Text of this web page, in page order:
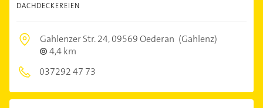
DACHDECKEREIEN
Gahlenzer Str. 24,09569 Oederan (Gahlenz)
4,4 km
037292 47 73